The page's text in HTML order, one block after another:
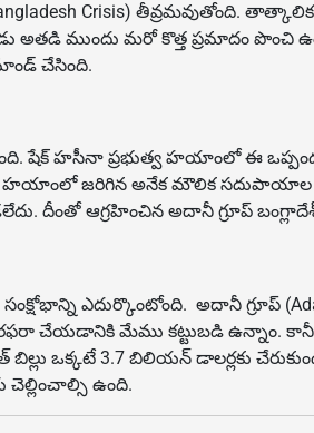
Crisis) తీవ్రమవుతోంది.
అతడి ముందు మరో కొత్త ప్రమాదం పొంచి
చేసింది.
షేక్ హసీనా ప్రభుత్వ హయాంలో ఈ
హయాంలో జరిగిన అనేక మౌలిక సదుపాయాల
దీంతో ఆగ్రహించిన అదానీ గ్రూప్
ఎదుర్కొంటోంది. అదానీ గ్రూప్
చేయడానికి మేము కట్టుబడి ఉన్నాం. కానీ,
ఒక్కటే 3.7 బిలియన్ డాలర్లకు
చెల్లించాల్సి ఉంది.